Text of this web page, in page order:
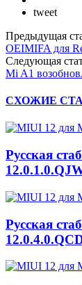
tweet
Предыдущая
OEIMIFA для
Следующая
Mi A1
СХОЖИЕ
Русская
Русская